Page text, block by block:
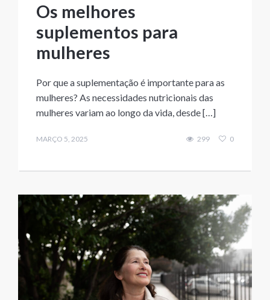
Os melhores
suplementos para
mulheres
Por que a suplementação é importante para as
mulheres? As necessidades nutricionais das
mulheres variam ao longo da vida, desde […]
MARÇO 5, 2025 299 0